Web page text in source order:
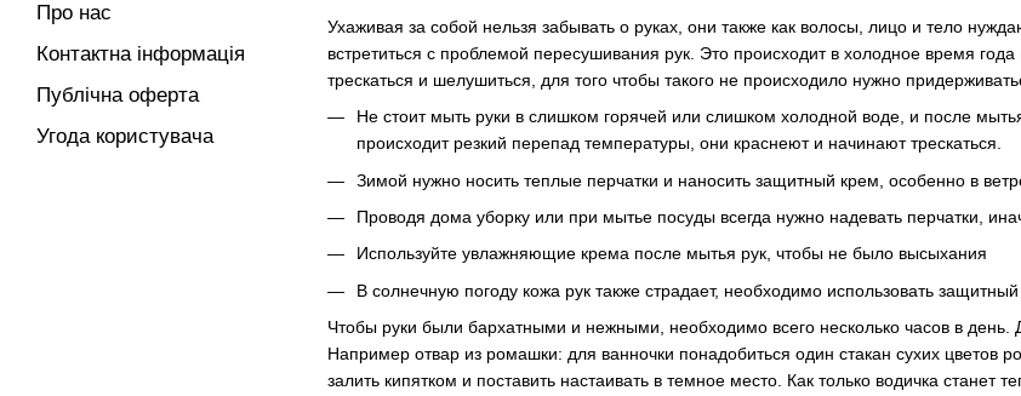
Ухаживая за собой нельзя забывать о руках, они также как волосы, лицо и тело
встретиться с проблемой пересушивания рук. Это происходит в холодное время
трескаться и шелушиться, для того чтобы такого не происходило нужно
Не стоит мыть руки в слишком горячей или слишком холодной воде, и после
происходит резкий перепад температуры, они краснеют и начинают трескаться.
Зимой нужно носить теплые перчатки и наносить защитный крем, особенно в
Проводя дома уборку или при мытье посуды всегда нужно надевать перчатки,
Используйте увлажняющие крема после мытья рук, чтобы не было высыхания
В солнечную погоду кожа рук также страдает, необходимо использовать защитный
Чтобы руки были бархатными и нежными, необходимо всего несколько часов в день.
Например отвар из ромашки: для ванночки понадобиться один стакан сухих
залить кипятком и поставить настаивать в темное место. Как только водичка
Про нас
Контактна інформація
Публічна оферта
Угода користувача